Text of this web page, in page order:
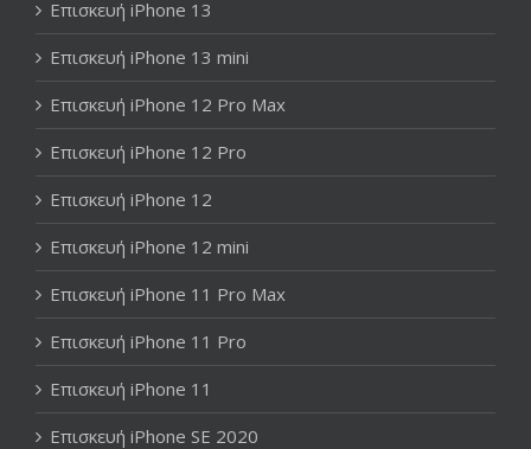
Επισκευή iPhone 13
Επισκευή iPhone 13 mini
Επισκευή iPhone 12 Pro Max
Επισκευή iPhone 12 Pro
Επισκευή iPhone 12
Επισκευή iPhone 12 mini
Επισκευή iPhone 11 Pro Max
Επισκευή iPhone 11 Pro
Επισκευή iPhone 11
Επισκευή iPhone SE 2020